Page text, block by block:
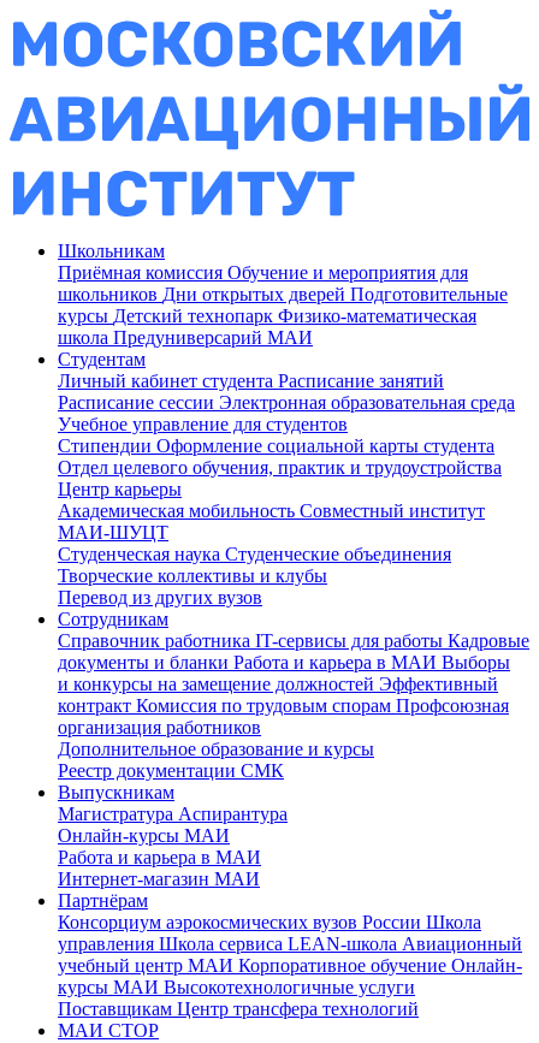
Школьникам
Приёмная комиссия Обучение и мероприятия для
школьников Дни открытых дверей Подготовительные
курсы Детский технопарк Физико-математическая
школа Предуниверсарий МАИ
Студентам
Личный кабинет студента Расписание занятий
Расписание сессии Электронная образовательная среда
Учебное управление для студентов
Стипендии Оформление социальной карты студента
Отдел целевого обучения, практик и трудоустройства
Центр карьеры
Академическая мобильность Совместный институт
МАИ-ШУЦТ
Студенческая наука Студенческие объединения
Творческие коллективы и клубы
Перевод из других вузов
Сотрудникам
Cправочник работника IT-сервисы для работы Кадровые
документы и бланки Работа и карьера в МАИ Выборы
и конкурсы на замещение должностей Эффективный
контракт Комиссия по трудовым спорам Профсоюзная
организация работников
Дополнительное образование и курсы
Реестр документации СМК
Выпускникам
Магистратура Аспирантура
Онлайн-курсы МАИ
Работа и карьера в МАИ
Интернет-магазин МАИ
Партнёрам
Консорциум аэрокосмических вузов России Школа
управления Школа сервиса LEAN-школа Авиационный
учебный центр МАИ Корпоративное обучение Онлайн-
курсы МАИ Высокотехнологичные услуги
Поставщикам Центр трансфера технологий
МАИ СТОР